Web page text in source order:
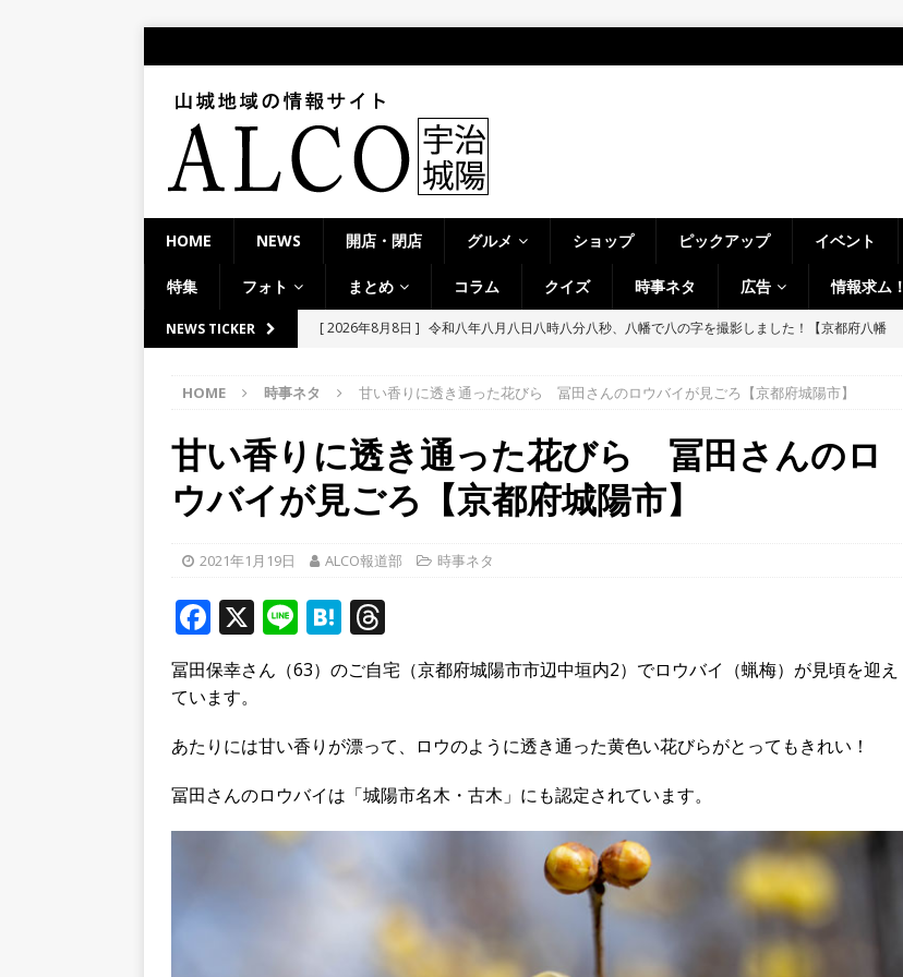
HOME NEWS 開店・閉店 グルメ ショップ ピックアップ イベント
特集 フォト まとめ コラム クイズ 時事ネタ 広告 情報求ム！
NEWS TICKER [ 2026年8月8日 ] 令和八年八月八日八時八分八秒、八幡で八の字を撮影しました！【京都府八幡
[ 2026年8月8日 ] ＜週刊ALCO＞8月1日～7日の京都府山城地域【ひんやり美味しいかき氷！／七
夕ライトアップ／ハードオフ・ホビーオフ／宇治淀線で解体工事】
月刊・週刊ALCO
[ 2026年8月7日 ] 8月7日、塔の島で「ホコランタン・プロジェクト2026」を楽しんできました！
学生さんたち手作りのランタン並ぶ【京都府宇治市】
時事ネタ
[ 2026年8月6日 ]
８月３日、クマと思われる動物が確認されました。国道307号奥山田茶屋トンネ
[ 2026年8月8日 ]
へ行ってきた！【八幡市】
時事ネタ
HOME 時事ネタ 甘い香りに透き通った花びら 冨田さんのロウバイが見ごろ【京都府城陽市】
甘い香りに透き通った花びら 冨田さんのロ
ウバイが見ごろ【京都府城陽市】
2021年1月19日 ALCO報道部 時事ネタ
F
a
c
e
b
o
o
X Li
n
e
H
at
e
a
h
r
a
d
s
冨田保幸さん（63）のご自宅（京都府城陽市市辺中垣内2）でロウバイ（蝋梅）が見頃を迎え
ています。
あたりには甘い香りが漂って、ロウのように透き通った黄色い花びらがとってもきれい！
冨田さんのロウバイは「城陽市名木・古木」にも認定されています。